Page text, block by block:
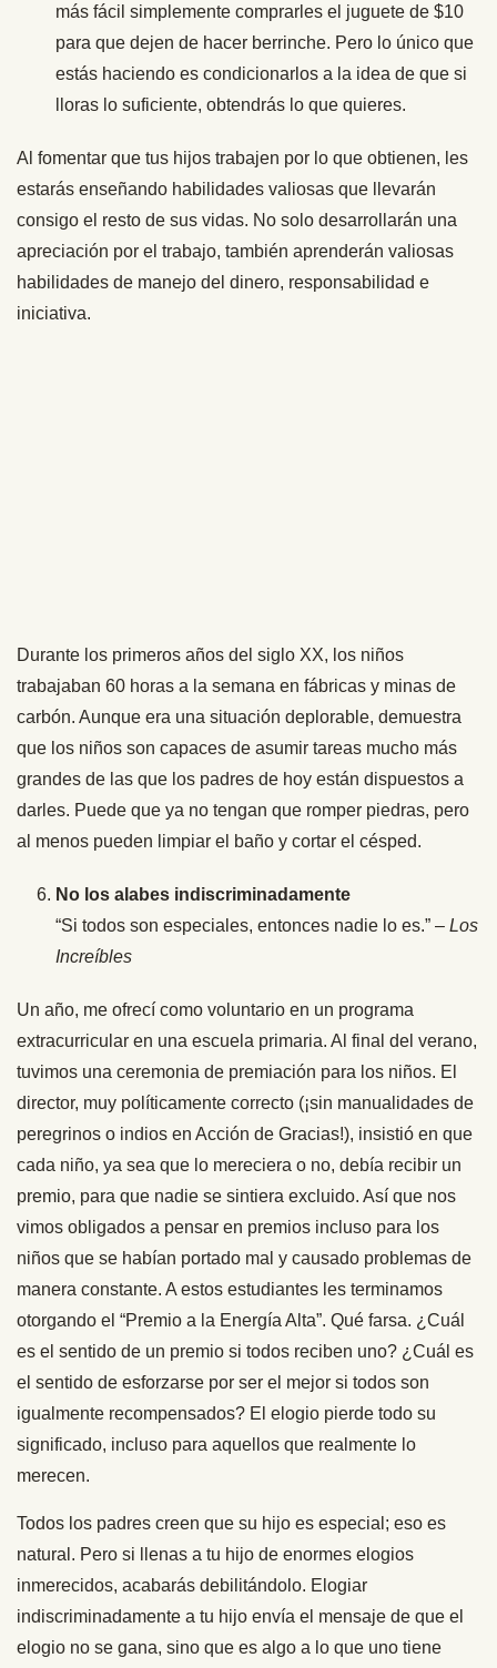
más fácil simplemente comprarles el juguete de $10
para que dejen de hacer berrinche. Pero lo único que
estás haciendo es condicionarlos a la idea de que si
lloras lo suficiente, obtendrás lo que quieres.
Al fomentar que tus hijos trabajen por lo que obtienen, les
estarás enseñando habilidades valiosas que llevarán
consigo el resto de sus vidas. No solo desarrollarán una
apreciación por el trabajo, también aprenderán valiosas
habilidades de manejo del dinero, responsabilidad e
iniciativa.
Durante los primeros años del siglo XX, los niños
trabajaban 60 horas a la semana en fábricas y minas de
carbón. Aunque era una situación deplorable, demuestra
que los niños son capaces de asumir tareas mucho más
grandes de las que los padres de hoy están dispuestos a
darles. Puede que ya no tengan que romper piedras, pero
al menos pueden limpiar el baño y cortar el césped.
No los alabes indiscriminadamente
“Si todos son especiales, entonces nadie lo es.” – Los
Increíbles
Un año, me ofrecí como voluntario en un programa
extracurricular en una escuela primaria. Al final del verano,
tuvimos una ceremonia de premiación para los niños. El
director, muy políticamente correcto (¡sin manualidades de
peregrinos o indios en Acción de Gracias!), insistió en que
cada niño, ya sea que lo mereciera o no, debía recibir un
premio, para que nadie se sintiera excluido. Así que nos
vimos obligados a pensar en premios incluso para los
niños que se habían portado mal y causado problemas de
manera constante. A estos estudiantes les terminamos
otorgando el “Premio a la Energía Alta”. Qué farsa. ¿Cuál
es el sentido de un premio si todos reciben uno? ¿Cuál es
el sentido de esforzarse por ser el mejor si todos son
igualmente recompensados? El elogio pierde todo su
significado, incluso para aquellos que realmente lo
merecen.
Todos los padres creen que su hijo es especial; eso es
natural. Pero si llenas a tu hijo de enormes elogios
inmerecidos, acabarás debilitándolo. Elogiar
indiscriminadamente a tu hijo envía el mensaje de que el
elogio no se gana, sino que es algo a lo que uno tiene